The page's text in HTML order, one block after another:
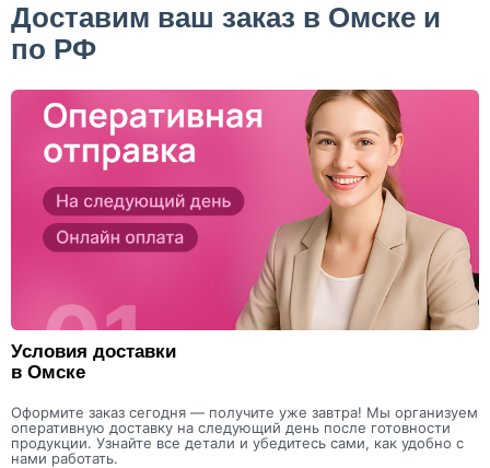
Доставим ваш заказ в Омске и
по РФ
Условия доставки
в Омске
Оформите заказ сегодня — получите уже завтра! Мы организуем
оперативную доставку на следующий день после готовности
продукции. Узнайте все детали и убедитесь сами, как удобно с
нами работать.